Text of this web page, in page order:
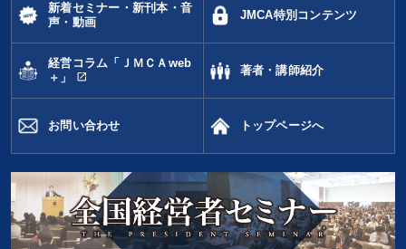
新着セミナー・新刊本・音
声・動画
JMCA特別コンテンツ
経営コラム「ＪＭＣＡweb
＋」
open_in_new
著者・講師紹介
お問い合わせ トップページへ